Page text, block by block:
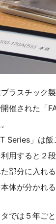
ラスチック
開催された「
Series」は
用すると２
た部分に入れ
体が分かれ
では５年ご